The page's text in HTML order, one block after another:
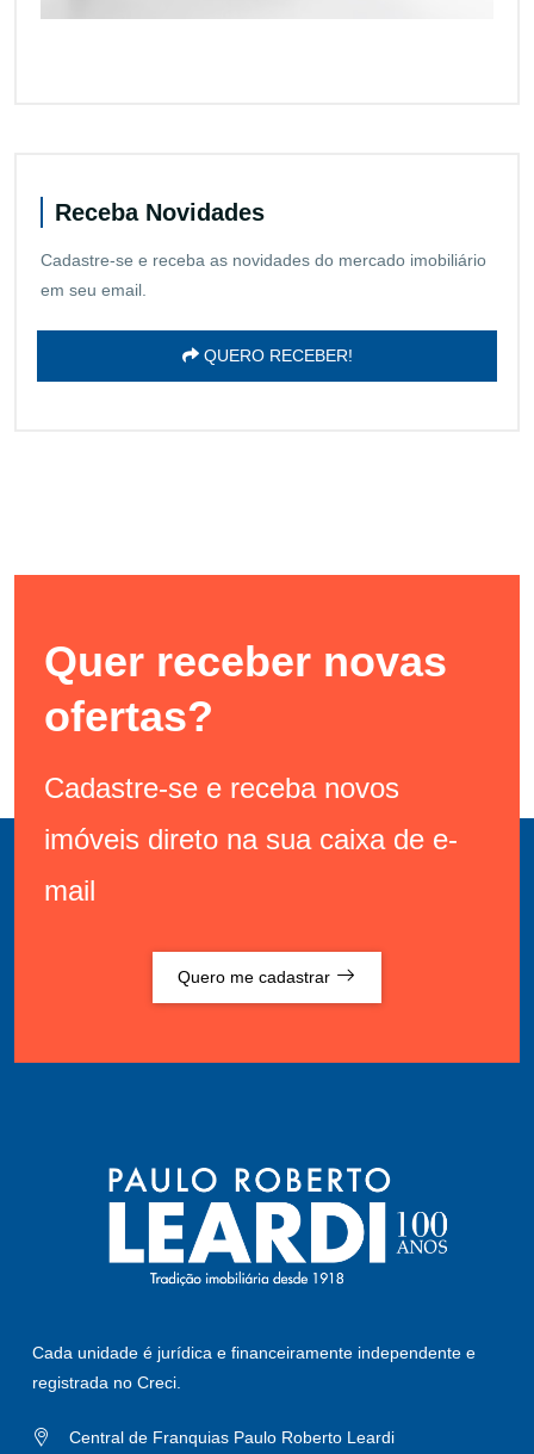
Receba Novidades
Cadastre-se e receba as novidades do mercado imobiliário
em seu email.
QUERO RECEBER!
Quer receber novas
ofertas?
Cadastre-se e receba novos
imóveis direto na sua caixa de e-
mail
Quero me cadastrar
Cada unidade é jurídica e financeiramente independente e
registrada no Creci.
Central de Franquias Paulo Roberto Leardi